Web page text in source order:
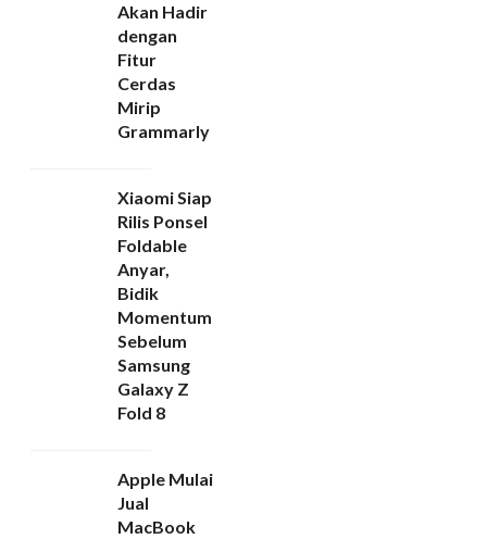
Akan Hadir
dengan
Fitur
Cerdas
Mirip
Grammarly
Xiaomi Siap
Rilis Ponsel
Foldable
Anyar,
Bidik
Momentum
Sebelum
Samsung
Galaxy Z
Fold 8
Apple Mulai
Jual
MacBook